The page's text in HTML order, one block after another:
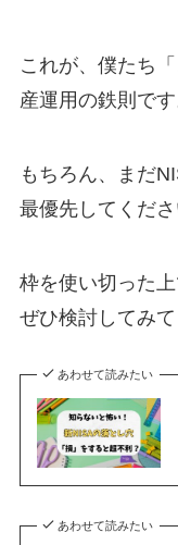
これが、僕たち
産運用の鉄則です
もちろん、まだ
最優先してくださ
枠を使い切った
ぜひ検討してみて
あわせて読みたい
あわせて読みたい